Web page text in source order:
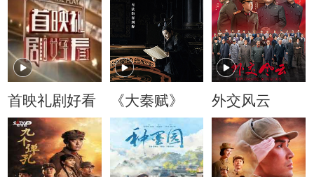
首映礼剧好看 《大秦赋》 外交风云